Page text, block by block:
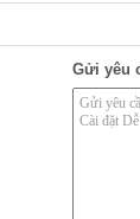
Gửi yêu